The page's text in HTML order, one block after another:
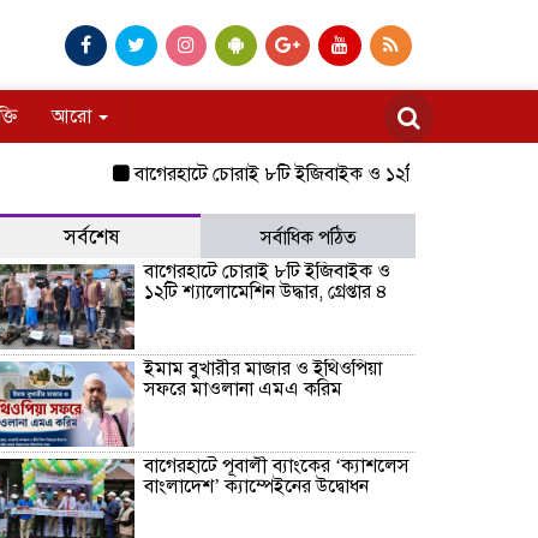
আরো
বাগেরহাটে চোরাই ৮টি ইজিবাইক ও ১২টি শ্যালোমেশিন উদ্ধার,
সর্বশেষ
সর্বাধিক পঠিত
বাগেরহাটে চোরাই ৮টি ইজিবাইক ও
১২টি শ্যালোমেশিন উদ্ধার, গ্রেপ্তার ৪
ইমাম বুখারীর মাজার ও ইথিওপিয়া
সফরে মাওলানা এমএ করিম
বাগেরহাটে পূবালী ব্যাংকের ‘ক্যাশলেস
বাংলাদেশ’ ক্যাম্পেইনের উদ্বোধন